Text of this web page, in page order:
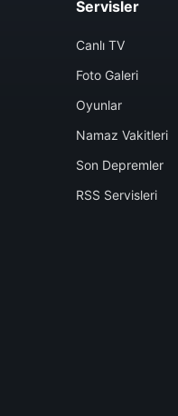
Servisler
Canlı TV
Foto Galeri
Oyunlar
Namaz Vakitleri
Son Depremler
RSS Servisleri